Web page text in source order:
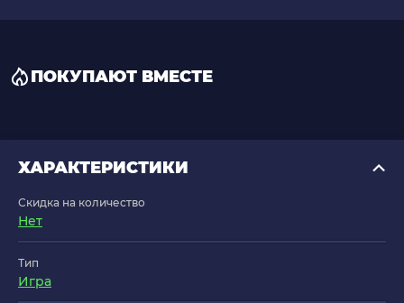
ПОКУПАЮТ ВМЕСТЕ
ХАРАКТЕРИСТИКИ
Скидка на количество
Нет
Тип
Игра